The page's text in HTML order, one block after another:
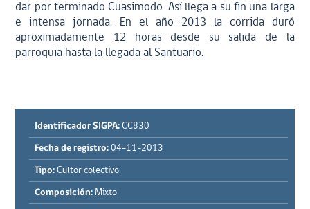
dar por terminado Cuasimodo. Así llega a su fin una larga
e intensa jornada. En el año 2013 la corrida duró
aproximadamente 12 horas desde su salida de la
parroquia hasta la llegada al Santuario.
Identificador SIGPA: CC830
Fecha de registro: 04-11-2013
Tipo: Cultor colectivo
Composición: Mixto